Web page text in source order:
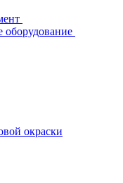
оборудование
окраски